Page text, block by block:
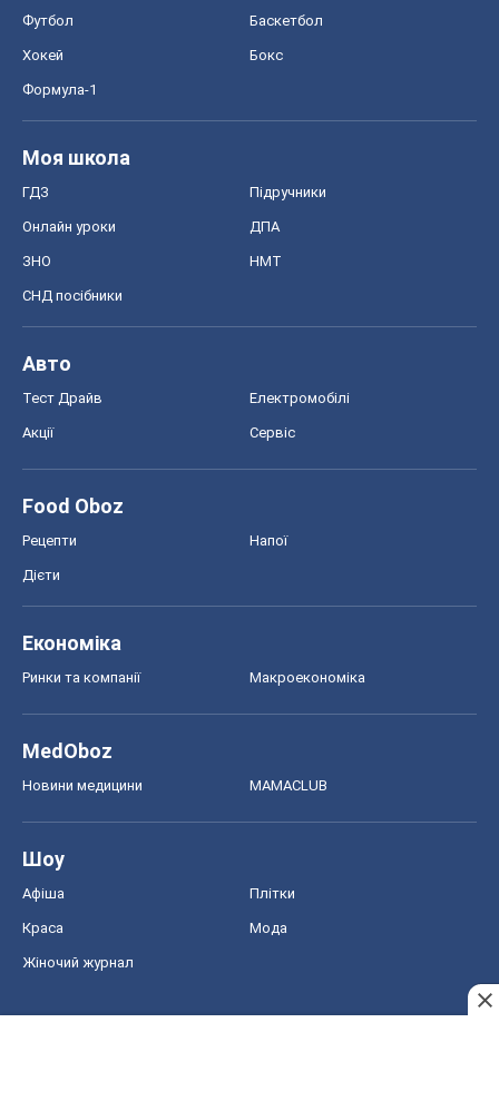
Футбол Баскетбол
Хокей Бокс
Формула-1
Моя школа
ГДЗ Підручники
Онлайн уроки ДПА
ЗНО НМТ
СНД посібники
Авто
Тест Драйв Електромобілі
Акції Сервіс
Food Oboz
Рецепти Напої
Дієти
Економіка
Ринки та компанії Макроекономіка
MedOboz
Новини медицини MAMACLUB
Шоу
Афіша Плітки
Краса Мода
Жіночий журнал